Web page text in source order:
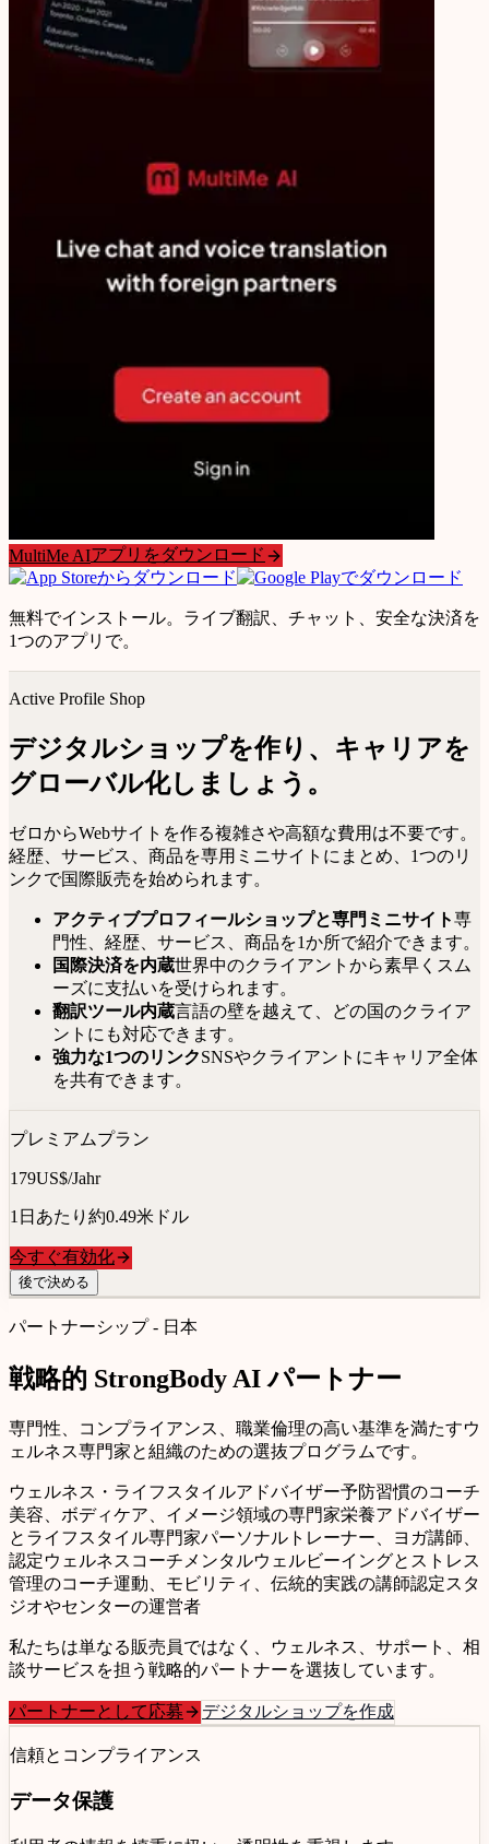
MultiMe AIアプリをダウンロード
無料でインストール。ライブ翻訳、チャット、安全な決済を
1つのアプリで。
Active Profile Shop
デジタルショップを作り、キャリアを
グローバル化しましょう。
ゼロからWebサイトを作る複雑さや高額な費用は不要です。
経歴、サービス、商品を専用ミニサイトにまとめ、1つのリ
ンクで国際販売を始められます。
アクティブプロフィールショップと専門ミニサイト専
門性、経歴、サービス、商品を1か所で紹介できます。
国際決済を内蔵世界中のクライアントから素早くスム
ーズに支払いを受けられます。
翻訳ツール内蔵言語の壁を越えて、どの国のクライア
ントにも対応できます。
強力な1つのリンクSNSやクライアントにキャリア全体
を共有できます。
プレミアムプラン
179US$/Jahr
1日あたり約0.49米ドル
今すぐ有効化
後で決める
パートナーシップ - 日本
戦略的 StrongBody AIパートナー
専門性、コンプライアンス、職業倫理の高い基準を満たすウ
ェルネス専門家と組織のための選抜プログラムです。
ウェルネス・ライフスタイルアドバイザー予防習慣のコーチ
美容、ボディケア、イメージ領域の専門家栄養アドバイザー
とライフスタイル専門家パーソナルトレーナー、ヨガ講師、
認定ウェルネスコーチ メンタルウェルビーイングとストレス
管理のコーチ運動、モビリティ、伝統的実践の講師認定スタ
ジオやセンターの運営者
私たちは単なる販売員ではなく、ウェルネス、サポート、相
談サービスを担う戦略的パートナーを選抜しています。
パートナーとして応募 デジタルショップを作成
信頼とコンプライアンス
データ保護